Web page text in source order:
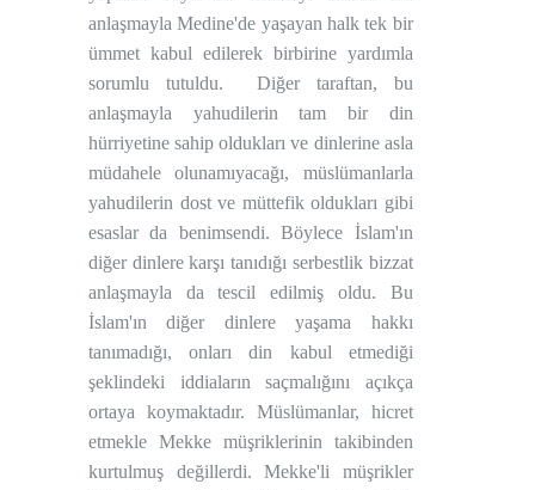
anlaşmayla Medine'de yaşayan halk tek bir
ümmet kabul edilerek birbirine yardımla
sorumlu tutuldu.
Diğer taraftan, bu
anlaşmayla yahudilerin tam bir din
hürriyetine sahip oldukları ve dinlerine asla
müdahele olunamıyacağı, müslümanlarla
yahudilerin dost ve müttefik oldukları gibi
esaslar da benimsendi. Böylece İslam'ın
diğer dinlere karşı tanıdığı serbestlik bizzat
anlaşmayla da tescil edilmiş oldu. Bu
İslam'ın diğer dinlere yaşama hakkı
tanımadığı, onları din kabul etmediği
şeklindeki iddiaların saçmalığını açıkça
ortaya koymaktadır. Müslümanlar, hicret
etmekle Mekke müşriklerinin takibinden
kurtulmuş değillerdi. Mekke'li müşrikler